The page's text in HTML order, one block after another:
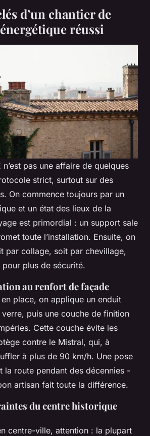
d’un chantier de
réussi
n’est pas une affaire de quelques
strict, surtout sur des
On commence toujours par un
et un état des lieux de la
est primordial : un support sale
toute l’installation. Ensuite, on
par collage, soit par chevillage,
plus de sécurité.
au renfort de façade
en place, on applique un enduit
puis une couche de finition
Cette couche évite les
contre le Mistral, qui, à
à plus de 90 km/h. Une pose
la route pendant des décennies -
artisan fait toute la différence.
du centre historique
centre-ville, attention : la plupart